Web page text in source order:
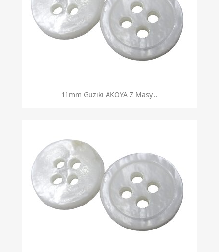
11mm Guziki AKOYA Z Masy...